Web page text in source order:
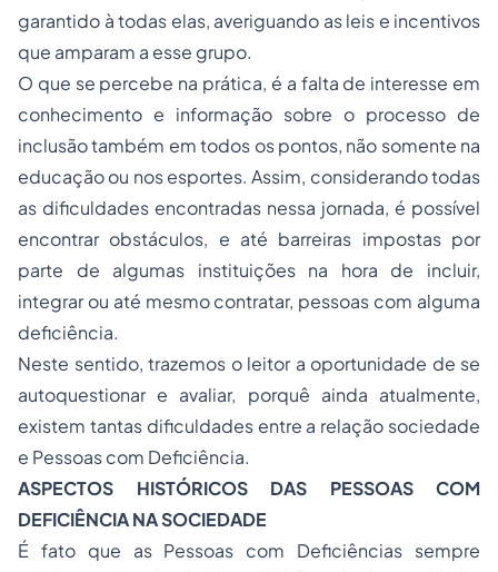
garantido à todas elas, averiguando as leis e incentivos
que amparam a esse grupo.
O que se percebe na prática, é a falta de interesse em
conhecimento e informação sobre o processo de
inclusão também em todos os pontos, não somente na
educação ou nos esportes. Assim, considerando todas
as dificuldades encontradas nessa jornada, é possível
encontrar obstáculos, e até barreiras impostas por
parte de algumas instituições na hora de incluir,
integrar ou até mesmo contratar, pessoas com alguma
deficiência.
Neste sentido, trazemos o leitor a oportunidade de se
autoquestionar e avaliar, porquê ainda atualmente,
existem tantas dificuldades entre a relação sociedade
e Pessoas com Deficiência.
ASPECTOS HISTÓRICOS DAS PESSOAS COM
DEFICIÊNCIA NA SOCIEDADE
É fato que as Pessoas com Deficiências sempre